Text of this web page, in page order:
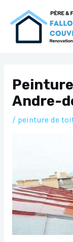
Andre-
/ peinture de